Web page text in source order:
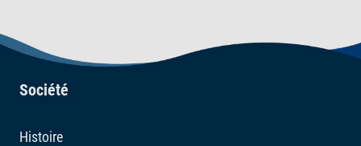
Société
Histoire